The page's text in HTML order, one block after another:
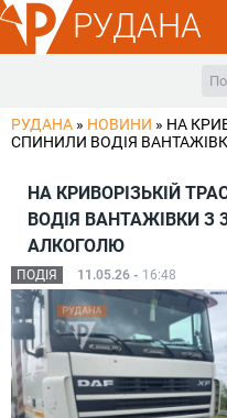
РУДАНА
РУДАНА » НОВИНИ » НА
СПИНИЛИ ВОДІЯ
НА КРИВОРІЗЬКІЙ
ВОДІЯ ВАНТАЖІВКИ З
АЛКОГОЛЮ
ПОДІЯ 11.05.26 - 16:48